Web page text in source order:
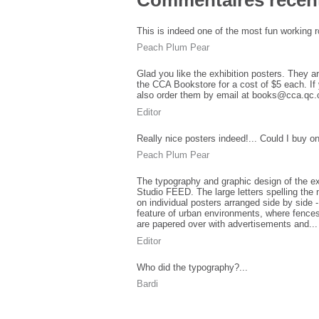
This is indeed one of the most fun working
Peach Plum Pear
Glad you like the exhibition posters. They
the CCA Bookstore for a cost of $5 each.
also order them by email at
Editor
Really nice posters indeed!... Could I buy
Peach Plum Pear
The typography and graphic design of the
Studio FEED. The large letters spelling the
on individual posters arranged side by side
feature of urban environments, where
are papered over with advertisements and...
Editor
Who did the typography?...
Bardi